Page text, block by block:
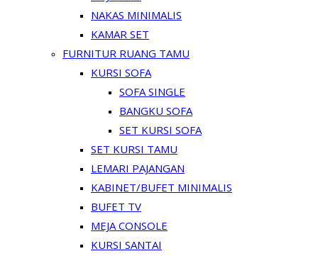
NAKAS MINIMALIS
KAMAR SET
FURNITUR RUANG TAMU
KURSI SOFA
SOFA SINGLE
BANGKU SOFA
SET KURSI SOFA
SET KURSI TAMU
LEMARI PAJANGAN
KABINET/BUFET MINIMALIS
BUFET TV
MEJA CONSOLE
KURSI SANTAI